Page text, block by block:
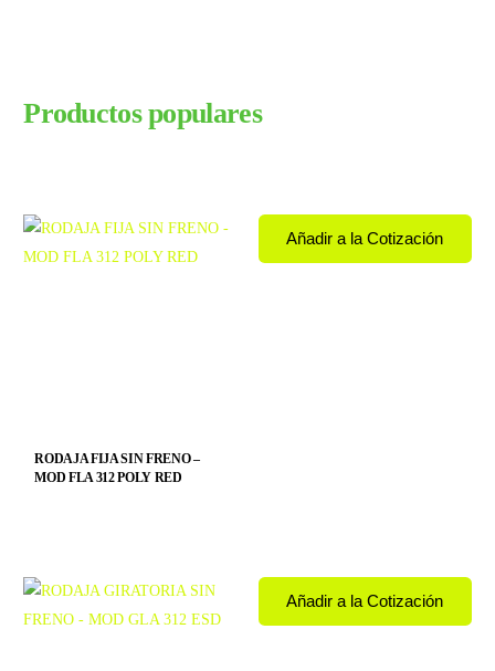
Productos populares
RODAJA FIJA SIN FRENO –
MOD FLA 312 POLY RED
Añadir a la Cotización
Añadir a la Cotización